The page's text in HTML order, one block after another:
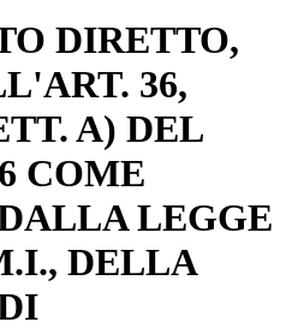
DIRETTO,
36,
A) DEL
COME
LEGGE
DELLA